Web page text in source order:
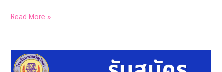
Read More »
ประกาศ
รับ